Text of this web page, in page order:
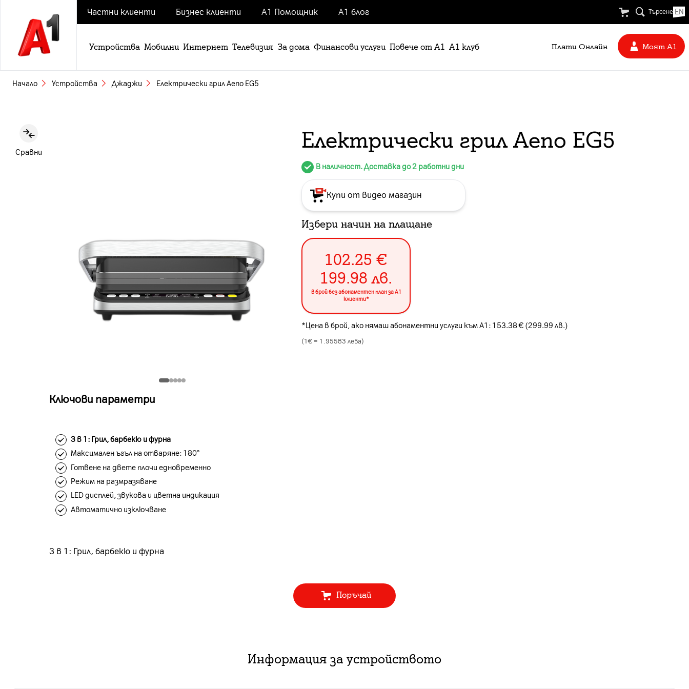
Частни клиенти Бизнес клиенти А1 Помощник А1 блог Търсене EN
Устройства Мобилни Интернет Телевизия За дома Финансови услуги Повече от А1 А1 клуб Плати Oнлайн Моят А1
Начало Устройства Джаджи Електрически грил Aeno EG5
Сравни
Ключови параметри
3 в 1: Грил, барбекю и фурна
Максимален ъгъл на отваряне: 180°
Готвене на двете плочи едновременно
Режим на размразяване
LED дисплей, звукова и цветна индикация
Автоматично изключване
Електрически грил Aeno EG5
В наличност. Доставка до 2 работни дни
Купи от видео магазин
Избери начин на плащане
102.25 €
199.98 лв.
в брой без абонаментен план за А1
клиенти*
*Цена в брой, ако нямаш абонаментни услуги към А1: 153.38 € (299.99 лв.)
(1€ = 1.95583 лева)
3 в 1: Грил, барбекю и фурна
Поръчай
Информация за устройството